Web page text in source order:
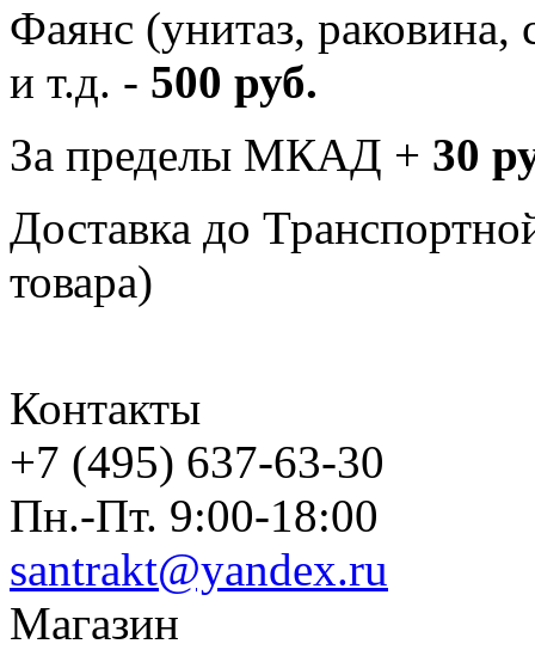
Фаянс (унитаз, раковина,
и т.д. - 500 руб.
За пределы МКАД + 30
Доставка до
товара)
Контакты
+7 (495) 637-63-30
Пн.-Пт. 9:00-18:00
santrakt@yandex.ru
Магазин